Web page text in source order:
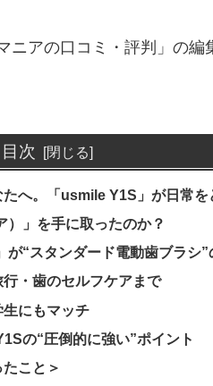
アの口コミ・評判」の編
目次
へ。「usmile Y1S」が日常を
」を手に取ったのか？
が“スタンダード電動歯ブラシ
・歯のセルフケアまで
にもマッチ
の“圧倒的に強い”ポイント
こと＞